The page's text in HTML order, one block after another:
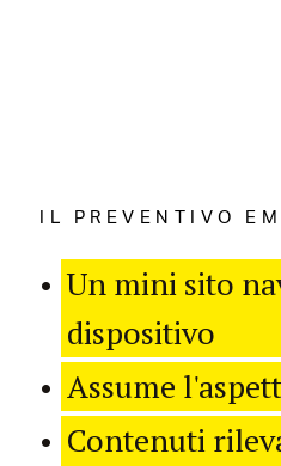
IL PREVENTIVO
Un mini sito
dispositivo
Assume
Contenuti